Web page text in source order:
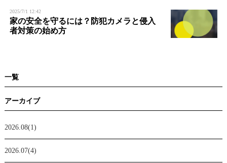
2025/7/1 12:42
家の安全を守るには？防犯カメラと侵入
者対策の始め方
一覧
アーカイブ
2026.08(1)
2026.07(4)